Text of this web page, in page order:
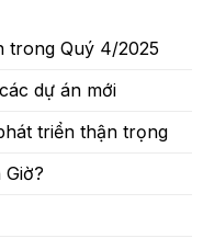
trong Quý 4/2025
dự án mới
triển thận trọng
Giờ?